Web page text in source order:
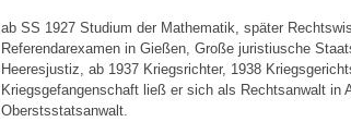
ab SS 1927 Studium der Mathematik, später
Referendarexamen in Gießen, Große juristiusche
Heeresjustiz, ab 1937 Kriegsrichter, 1938
Kriegsgefangenschaft ließ er sich als Rechtsanwalt in
Oberstsstatsanwalt.